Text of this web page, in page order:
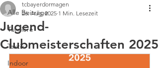
Alle Beiträge
Turniere
Taktik
Indoor
Jugend-
Clubmeisterschaften 2025
tcbayerdormagen
26. Aug. 2025 1 Min. Lesezeit